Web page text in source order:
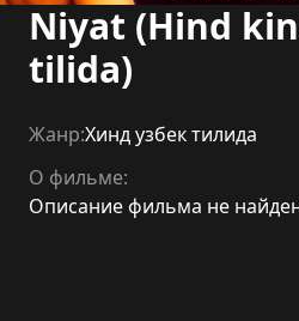
Niyat (Hind
tilida)
Жанр:Хинд узбек тилида
О фильме:
Описание фильма не